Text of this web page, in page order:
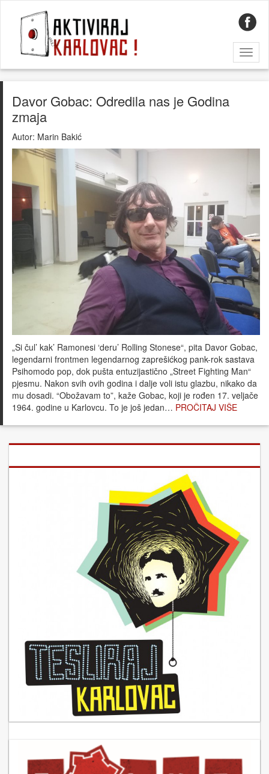
Davor Gobac: Odredila nas je Godina
zmaja
Autor: Marin Bakić
„Si čul’ kak’ Ramonesi ‘deru’ Rolling Stonese“, pita Davor Gobac,
legendarni frontmen legendarnog zaprešićkog pank-rok sastava
Psihomodo pop, dok pušta entuzijastično „Street Fighting Man“
pjesmu. Nakon svih ovih godina i dalje voli istu glazbu, nikako da
mu dosadi. “Obožavam to”, kaže Gobac, koji je rođen 17. veljače
1964. godine u Karlovcu. To je još jedan… PROČITAJ VIŠE